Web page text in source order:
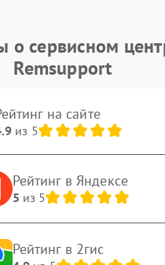
о сервисном
Remsupport
на сайте
из 5
Рейтинг в Яндексе
5 из 5
Рейтинг в 2гис